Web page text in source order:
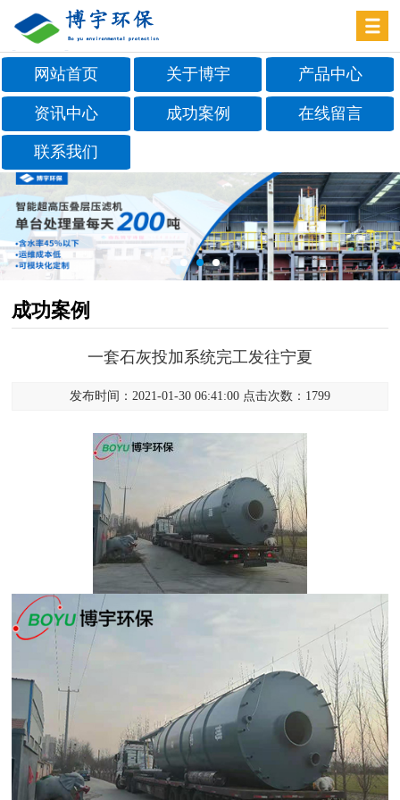
网站首页 关于博宇 产品中心
资讯中心 成功案例 在线留言
联系我们
成功案例
一套石灰投加系统完工发往宁夏
发布时间：2021-01-30 06:41:00 点击次数：1799